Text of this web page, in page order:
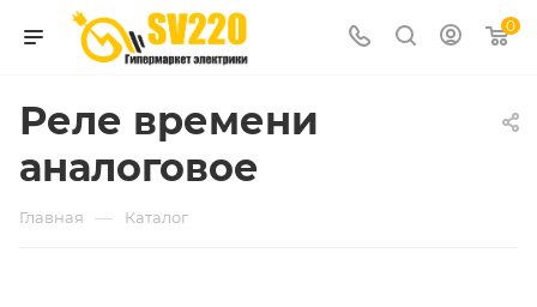
0
Реле времени
аналоговое
Главная — Каталог